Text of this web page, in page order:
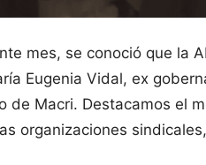
mes, se conoció que la
Eugenia Vidal, ex
de Macri. Destacamos el
organizaciones